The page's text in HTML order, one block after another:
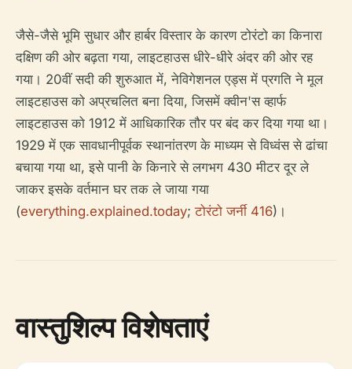
जैसे-जैसे भूमि सुधार और हार्बर विस्तार के कारण टोरंटो का किनारा
दक्षिण की ओर बढ़ता गया, लाइटहाउस धीरे-धीरे अंदर की ओर रह
गया। 20वीं सदी की शुरुआत में, नेविगेशनल एड्स में प्रगति ने मूल
लाइटहाउस को अप्रचलित बना दिया, जिसमें क्वीन'स व्हार्फ
लाइटहाउस को 1912 में आधिकारिक तौर पर बंद कर दिया गया था।
1929 में एक सावधानीपूर्वक स्थानांतरण के माध्यम से विध्वंस से ढांचा
बचाया गया था, इसे पानी के किनारे से लगभग 430 मीटर दूर ले
जाकर इसके वर्तमान घर तक ले जाया गया
(everything.explained.today;टोरंटो जर्नी 416)।
वास्तुशिल्प विशेषताएं